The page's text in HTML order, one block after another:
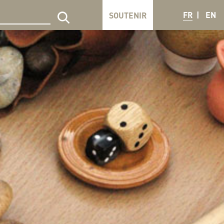
sur le site SOUTENIR FR EN